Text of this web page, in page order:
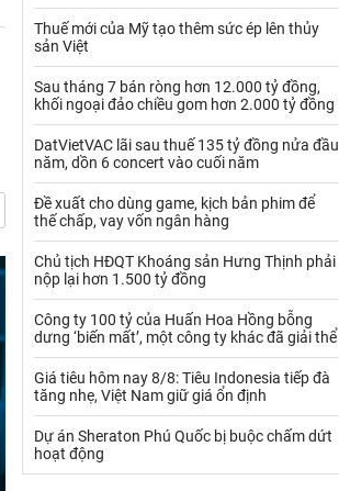
Nhựa - Hạt nhựa
Palladium Phân bón
Rau - Củ -Quả Sắt thép
Sữa
Than Thức ăn chăn nuôi
Thủy hải sản khác
Vàng
VLXD khác Xăng dầu
Xi măng - Clynker
Thuế mới của Mỹ tạo thêm sức ép lên thủy
sản Việt
Sau tháng 7 bán ròng hơn 12.000 tỷ đồng,
khối ngoại đảo chiều gom hơn 2.000 tỷ đồng
DatVietVAC lãi sau thuế 135 tỷ đồng nửa đầu
năm, dồn 6 concert vào cuối năm
Đề xuất cho dùng game, kịch bản phim để
thế chấp, vay vốn ngân hàng
Chủ tịch HĐQT Khoáng sản Hưng Thịnh phải
nộp lại hơn 1.500 tỷ đồng
Công ty 100 tỷ của Huấn Hoa Hồng bỗng
dưng ‘biến mất’, một công ty khác đã giải thể
Giá tiêu hôm nay 8/8: Tiêu Indonesia tiếp đà
tăng nhẹ, Việt Nam giữ giá ổn định
Dự án Sheraton Phú Quốc bị buộc chấm dứt
hoạt động